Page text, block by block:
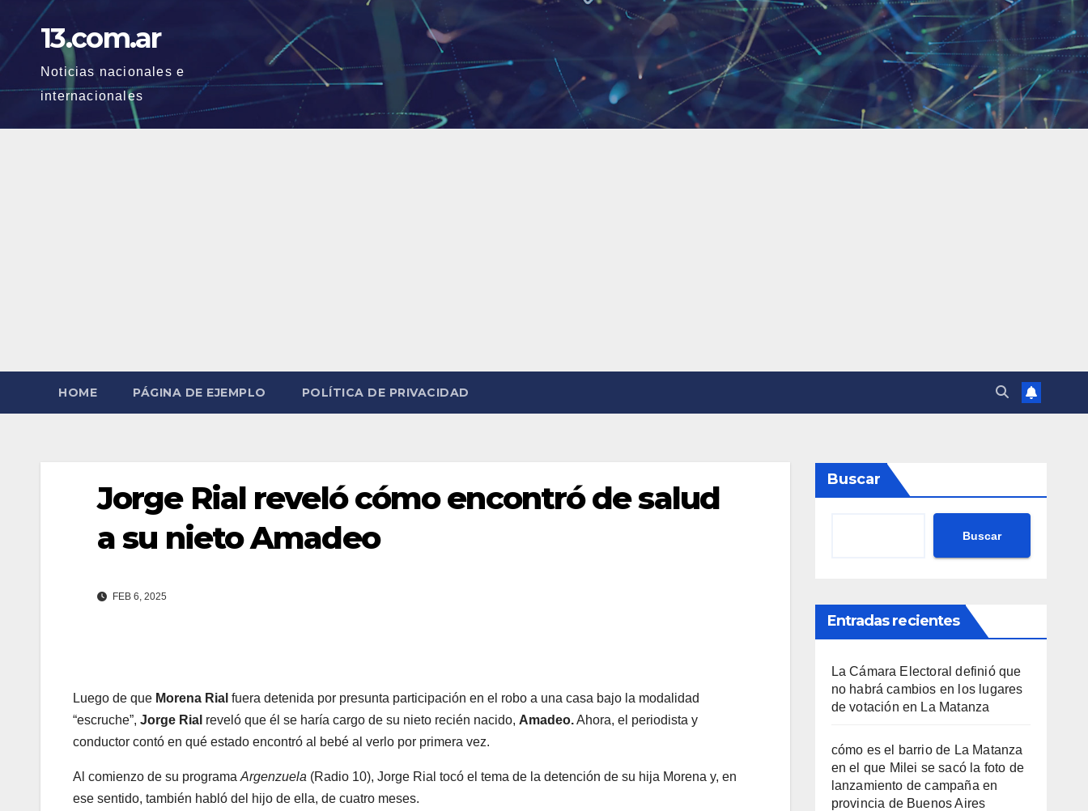
content
13.com.ar
Noticias nacionales e
internacionales
HOME PÁGINA DE EJEMPLO POLÍTICA DE PRIVACIDAD
Jorge Rial reveló cómo encontró de salud
a su nieto Amadeo
FEB 6, 2025
Luego de que Morena Rial fuera detenida por presunta participación en el robo a una casa bajo la modalidad
“escruche”, Jorge Rial reveló que él se haría cargo de su nieto recién nacido, Amadeo.Ahora, el periodista y
conductor contó en qué estado encontró al bebé al verlo por primera vez.
Al comienzo de su programa Argenzuela (Radio 10), Jorge Rial tocó el tema de la detención de su hija Morena y, en
ese sentido, también habló del hijo de ella, de cuatro meses.
Buscar
Buscar
Entradas recientes
La Cámara Electoral definió que
no habrá cambios en los lugares
de votación en La Matanza
cómo es el barrio de La Matanza
en el que Milei se sacó la foto de
lanzamiento de campaña en
provincia de Buenos Aires